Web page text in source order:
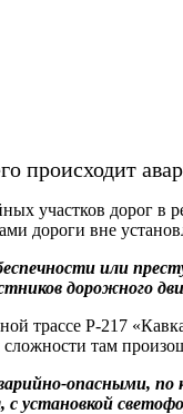
происходит
участков дорог в
дороги вне
или
дорожного
трассе Р-217
там
опасными,